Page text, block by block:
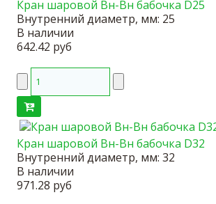
Кран шаровой Вн-Вн бабочка D25
Внутренний диаметр, мм: 25
В наличии
642.42 руб
Кран шаровой Вн-Вн бабочка D32
Внутренний диаметр, мм: 32
В наличии
971.28 руб